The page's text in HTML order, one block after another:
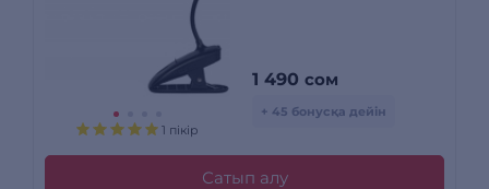
1 пікір
1 490 сом
+ 45 бонусқа дейін
Сатып алу